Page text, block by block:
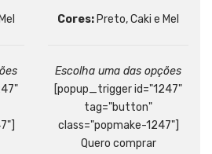
Cores: Preto, Caki e Mel
Escolha uma das opções
[popup_trigger id="1247"
tag="button"
class="popmake-1247"]
Quero comprar